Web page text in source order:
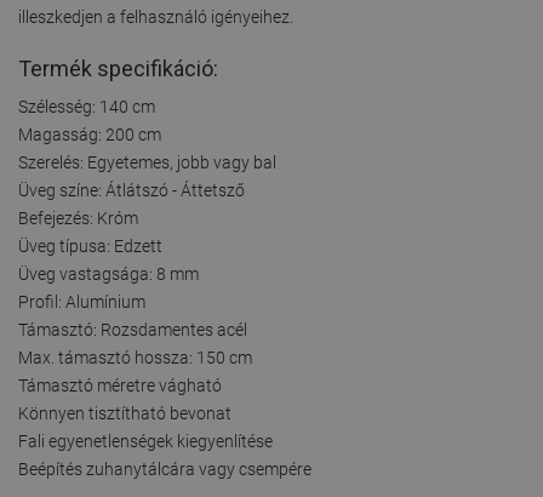
illeszkedjen a felhasználó igényeihez.
Termék specifikáció:
Szélesség: 140 cm
Magasság: 200 cm
Szerelés: Egyetemes, jobb vagy bal
Üveg színe: Átlátszó - Áttetsző
Befejezés: Króm
Üveg típusa: Edzett
Üveg vastagsága: 8 mm
Profil: Alumínium
Támasztó: Rozsdamentes acél
Max. támasztó hossza: 150 cm
Támasztó méretre vágható
Könnyen tisztítható bevonat
Fali egyenetlenségek kiegyenlítése
Beépítés zuhanytálcára vagy csempére